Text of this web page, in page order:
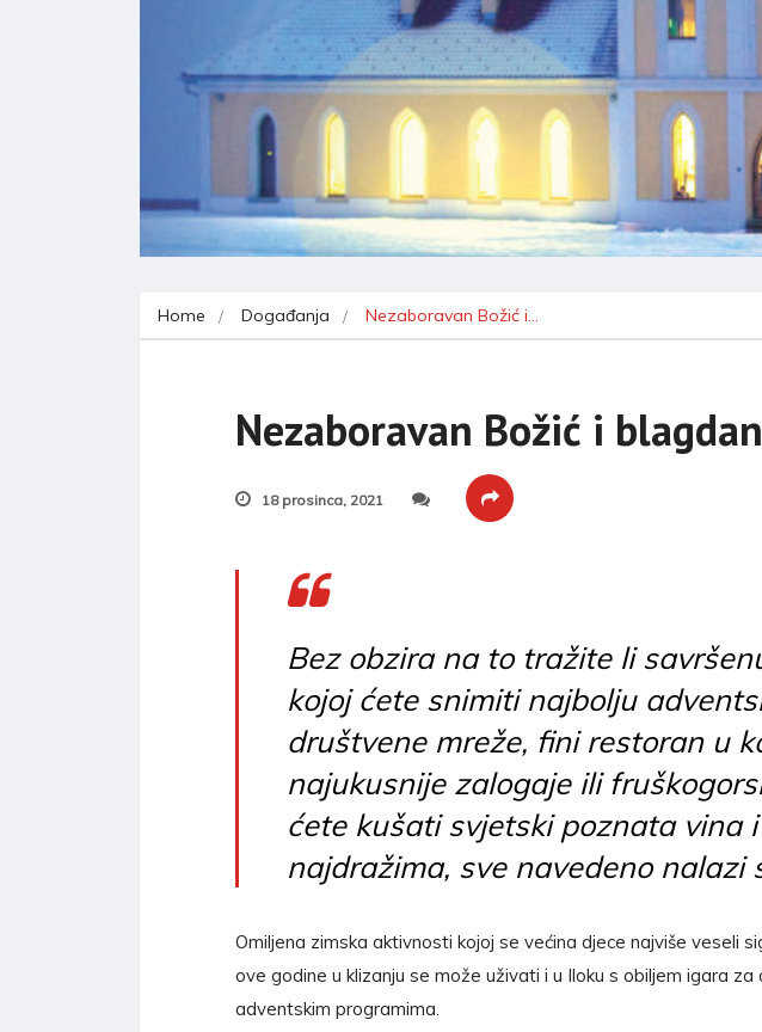
Home Događanja Nezaboravan Božić i…
Nezaboravan Božić i
18 prosinca, 2021
Bez obzira na to tražite li
kojoj ćete snimiti najbolju
društvene mreže, fini restoran u
najukusnije zalogaje ili
ćete kušati svjetski poznata vina
najdražima, sve navedeno nalazi
Omiljena zimska aktivnosti kojoj se većina djece najviše veseli
ove godine u klizanju se može uživati i u Iloku s obiljem igara za
adventskim programima.